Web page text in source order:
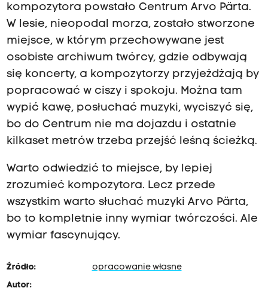
kompozytora powstało Centrum Arvo Pärta.
W lesie, nieopodal morza, zostało stworzone
miejsce, w którym przechowywane jest
osobiste archiwum twórcy, gdzie odbywają
się koncerty, a kompozytorzy przyjeżdżają by
popracować w ciszy i spokoju. Można tam
wypić kawę, posłuchać muzyki, wyciszyć się,
bo do Centrum nie ma dojazdu i ostatnie
kilkaset metrów trzeba przejść leśną ścieżką.
Warto odwiedzić to miejsce, by lepiej
zrozumieć kompozytora. Lecz przede
wszystkim warto słuchać muzyki Arvo Pärta,
bo to kompletnie inny wymiar twórczości. Ale
wymiar fascynujący.
Źródło:
opracowanie własne
Autor: